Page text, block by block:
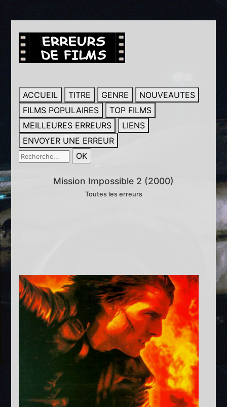
ACCUEIL TITRE GENRE
NOUVEAUTES
FILMS POPULAIRES
TOP FILMS
MEILLEURES ERREURS
LIENS
ENVOYER UNE ERREUR
Mission Impossible 2 (2000)
Toutes les erreurs